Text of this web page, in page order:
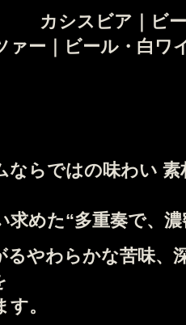
ビール・カ
ァー｜ビール・白ワ
ならではの味わい 素
求めた“多重奏で、
るやわらかな苦味、
。